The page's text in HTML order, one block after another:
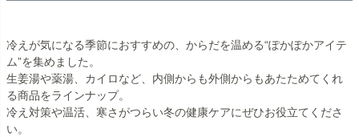
冷えが気になる季節におすすめの、からだを温める“ぽかぽかアイテ
ム”を集めました。
生姜湯や薬湯、カイロなど、内側からも外側からもあたためてくれ
る商品をラインナップ。
冷え対策や温活、寒さがつらい冬の健康ケアにぜひお役立てくださ
い。